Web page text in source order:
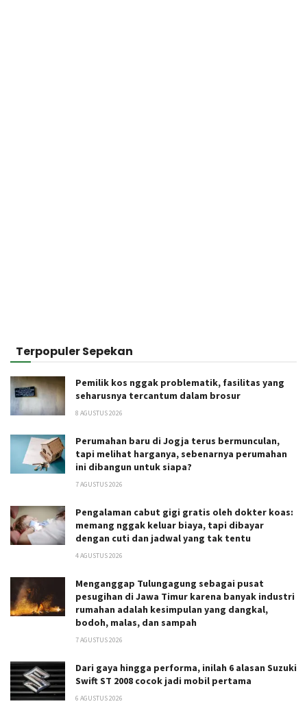
Terpopuler Sepekan
Pemilik kos nggak problematik, fasilitas yang
seharusnya tercantum dalam brosur
8 AGUSTUS 2026
Perumahan baru di Jogja terus bermunculan,
tapi melihat harganya, sebenarnya perumahan
ini dibangun untuk siapa?
7 AGUSTUS 2026
Pengalaman cabut gigi gratis oleh dokter koas:
memang nggak keluar biaya, tapi dibayar
dengan cuti dan jadwal yang tak tentu
4 AGUSTUS 2026
Menganggap Tulungagung sebagai pusat
pesugihan di Jawa Timur karena banyak industri
rumahan adalah kesimpulan yang dangkal,
bodoh, malas, dan sampah
7 AGUSTUS 2026
Dari gaya hingga performa, inilah 6 alasan Suzuki
Swift ST 2008 cocok jadi mobil pertama
6 AGUSTUS 2026